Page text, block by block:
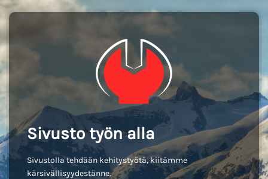
Sivusto työn alla
Sivustolla tehdään kehitystyötä, kiitämme
kärsivällisyydestänne.